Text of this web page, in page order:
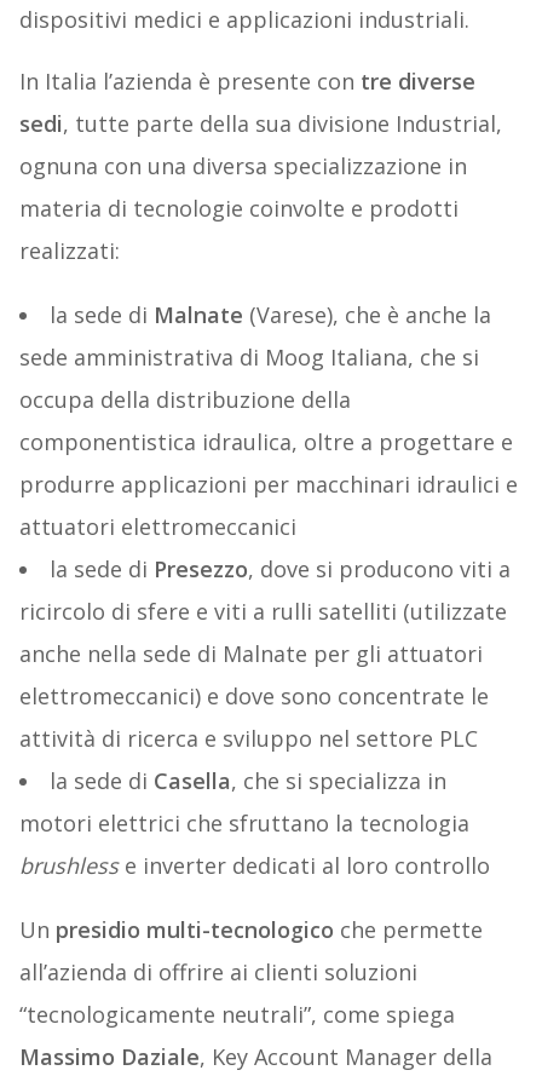
dispositivi medici e applicazioni industriali.
In Italia l’azienda è presente con tre diverse
sedi, tutte parte della sua divisione Industrial,
ognuna con una diversa specializzazione in
materia di tecnologie coinvolte e prodotti
realizzati:
la sede di Malnate (Varese), che è anche la
sede amministrativa di Moog Italiana, che si
occupa della distribuzione della
componentistica idraulica, oltre a progettare e
produrre applicazioni per macchinari idraulici e
attuatori elettromeccanici
la sede di Presezzo, dove si producono viti a
ricircolo di sfere e viti a rulli satelliti (utilizzate
anche nella sede di Malnate per gli attuatori
elettromeccanici) e dove sono concentrate le
attività di ricerca e sviluppo nel settore PLC
la sede di Casella, che si specializza in
motori elettrici che sfruttano la tecnologia
brushlesse inverter dedicati al loro controllo
Un presidio multi-tecnologico che permette
all’azienda di offrire ai clienti soluzioni
“tecnologicamente neutrali”, come spiega
Massimo Daziale, Key Account Manager della